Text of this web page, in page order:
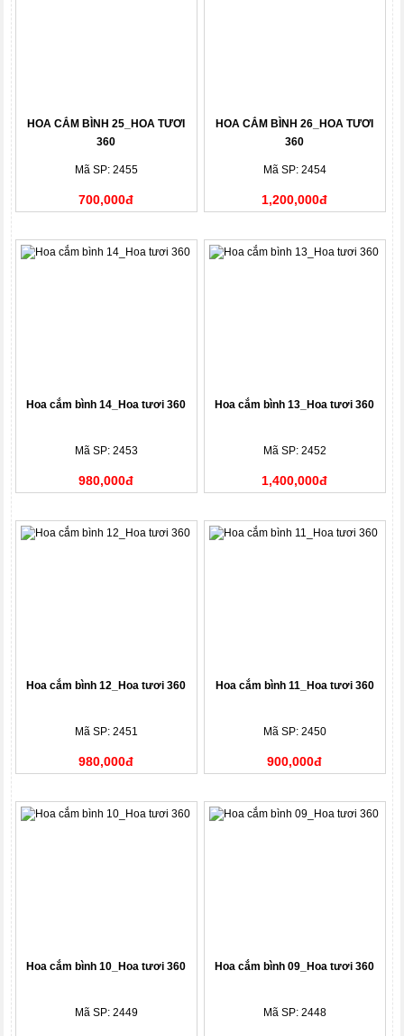
HOA CẮM BÌNH 25_HOA TƯƠI
360
Mã SP: 2455
700,000đ
HOA CẮM BÌNH 26_HOA TƯƠI
360
Mã SP: 2454
1,200,000đ
Hoa cắm bình 14_Hoa tươi 360
Mã SP: 2453
980,000đ
Hoa cắm bình 13_Hoa tươi 360
Mã SP: 2452
1,400,000đ
Hoa cắm bình 12_Hoa tươi 360
Mã SP: 2451
980,000đ
Hoa cắm bình 11_Hoa tươi 360
Mã SP: 2450
900,000đ
Hoa cắm bình 10_Hoa tươi 360
Mã SP: 2449
Hoa cắm bình 09_Hoa tươi 360
Mã SP: 2448